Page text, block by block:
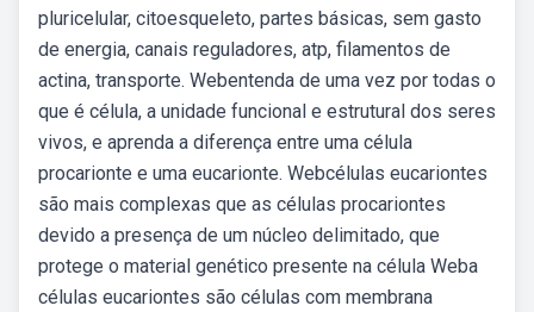
pluricelular, citoesqueleto, partes básicas, sem gasto
de energia, canais reguladores, atp, filamentos de
actina, transporte. Webentenda de uma vez por todas o
que é célula, a unidade funcional e estrutural dos seres
vivos, e aprenda a diferença entre uma célula
procarionte e uma eucarionte. Webcélulas eucariontes
são mais complexas que as células procariontes
devido a presença de um núcleo delimitado, que
protege o material genético presente na célula Weba
células eucariontes são células com membrana